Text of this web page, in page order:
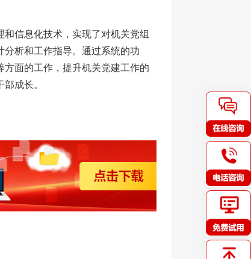
信息化技术，实现了对机关党组
析和工作指导。通过系统的功
面的工作，提升机关党建工作的
成长。